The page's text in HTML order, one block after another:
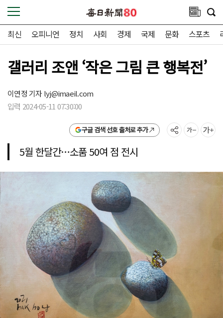
최신 오피니언 정치 사회 경제 국제 문화 스포츠
갤러리 조앤 ‘작은 그림 큰 행복전’
이연정 기자lyj@imaeil.com
입력 2024-05-11 07:30:00
구글 검색 선호 출처로 추가
5월 한달간…소품 50여 점 전시